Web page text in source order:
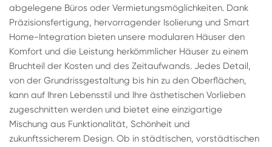
abgelegene Büros oder Vermietungsmöglichkeiten. Dank
Präzisionsfertigung, hervorragender Isolierung und Smart
Home-Integration bieten unsere modularen Häuser den
Komfort und die Leistung herkömmlicher Häuser zu einem
Bruchteil der Kosten und des Zeitaufwands. Jedes Detail,
von der Grundrissgestaltung bis hin zu den Oberflächen,
kann auf Ihren Lebensstil und Ihre ästhetischen Vorlieben
zugeschnitten werden und bietet eine einzigartige
Mischung aus Funktionalität, Schönheit und
zukunftssicherem Design. Ob in städtischen, vorstädtischen